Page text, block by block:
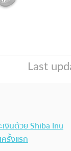
งินด้วย Shiba Inu
รั้งแรก